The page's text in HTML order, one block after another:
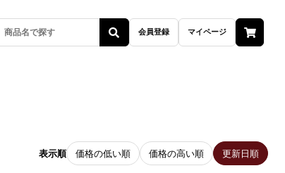
商品検索 会員登録 マイページ
表示順 価格の低い順 価格の高い順 更新日順